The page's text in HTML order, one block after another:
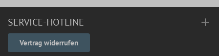
SERVICE-HOTLINE
Vertrag widerrufen